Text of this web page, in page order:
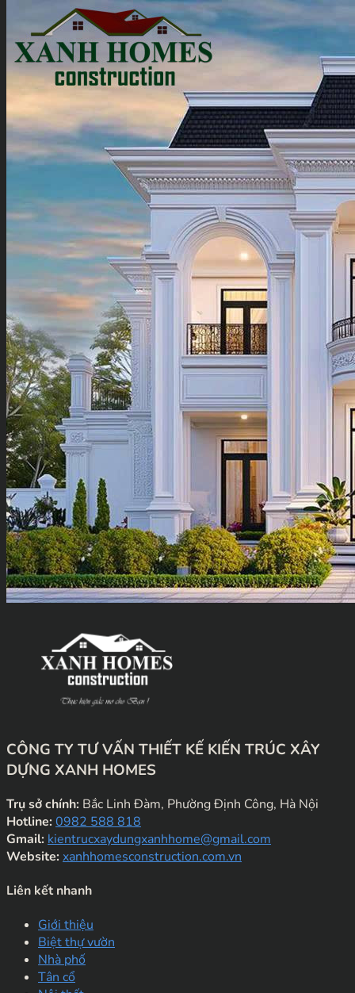
CÔNG TY TƯ VẤN THIẾT KẾ KIẾN TRÚC XÂY
DỰNG XANH HOMES
Trụ sở chính: Bắc Linh Đàm, Phường Định Công, Hà Nội
Hotline:0982 588 818
Gmail: kientrucxaydungxanhhome@gmail.com
Website:xanhhomesconstruction.com.vn
Liên kết nhanh
Giới thiệu
Biệt thự vườn
Nhà phố
Tân cổ